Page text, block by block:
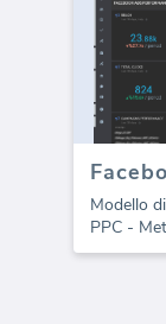
Modello
PPC -